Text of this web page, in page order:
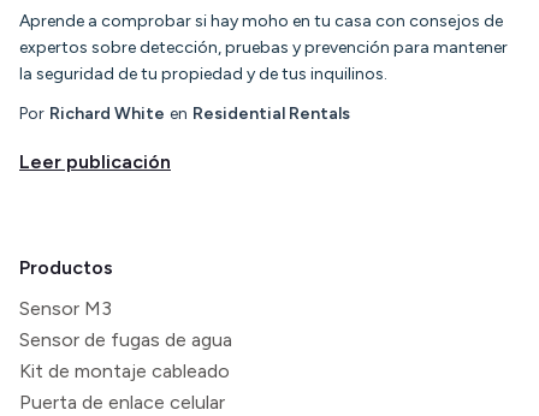
Aprende a comprobar si hay moho en tu casa con consejos de
expertos sobre detección, pruebas y prevención para mantener
la seguridad de tu propiedad y de tus inquilinos.
Por Richard White en Residential Rentals
Leer publicación
Productos
Sensor M3
Sensor de fugas de agua
Kit de montaje cableado
Puerta de enlace celular